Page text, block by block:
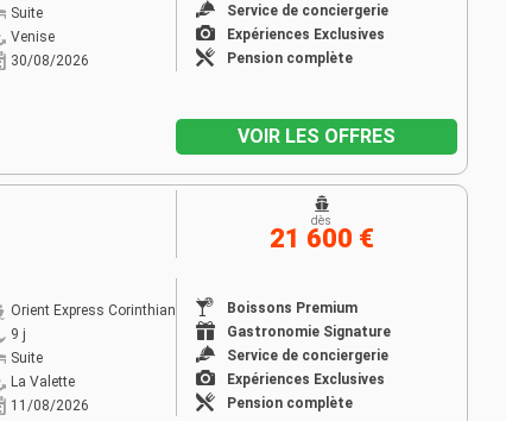
Suite
Venise
30/08/2026
Service de conciergerie
Expériences Exclusives
Pension complète
VOIR LES OFFRES
Orient Express Corinthian
9 j
Suite
La Valette
11/08/2026
Boissons Premium
Gastronomie Signature
Service de conciergerie
Expériences Exclusives
Pension complète
dès
21 600 €